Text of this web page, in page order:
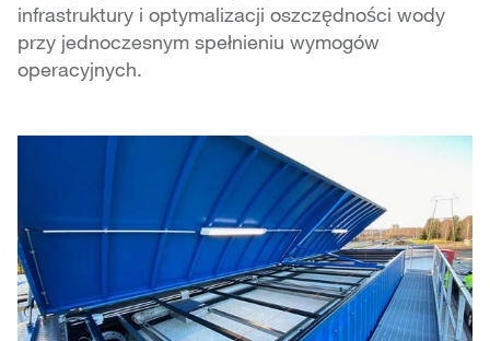
infrastruktury i optymalizacji oszczędności wody
przy jednoczesnym spełnieniu wymogów
operacyjnych.